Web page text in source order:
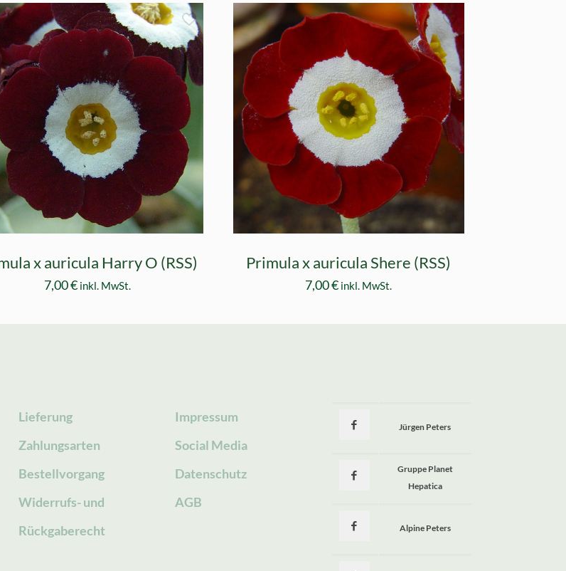
x auricula Harry O (RSS)
7,00€ inkl. MwSt.
Primula x auricula Shere (RSS)
7,00€ inkl. MwSt.
Lieferung
Zahlungsarten
Bestellvorgang
Widerrufs- und
Rückgaberecht
Impressum
Social Media
Datenschutz
AGB
Jürgen Peters
Gruppe Planet
Hepatica
Alpine Peters